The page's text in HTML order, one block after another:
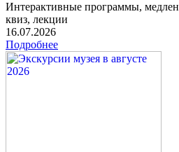
Интерактивные программы,
квиз, лекции
16.07.2026
Подробнее